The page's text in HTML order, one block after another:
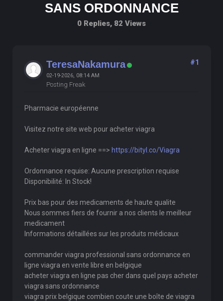
SANS ORDONNANCE
0 Replies, 82 Views
TeresaNakamura
02-19-2026, 08:14 AM
Posting Freak
#1
Pharmacie européenne
Visitez notre site web pour acheter viagra
Acheter viagra en ligne ==> https://bityl.co/Viagra
Ordonnance requise: Aucune prescription requise
Disponibilité: In Stock!
Prix bas pour des medicaments de haute qualite
Nous sommes fiers de fournir a nos clients le meilleur
medicament
Informations détaillées sur les produits médicaux
commander viagra professional sans ordonnance en
ligne viagra en vente libre en belgique
acheter viagra en ligne pas cher dans quel pays acheter
viagra sans ordonnance
viagra prix belgique combien coute une boîte de viagra